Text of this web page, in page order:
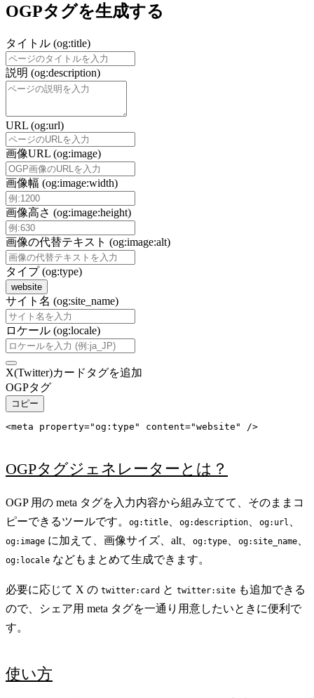
OGPタグを生成する
タイトル (og:title)
説明 (og:description)
URL (og:url)
画像URL (og:image)
画像幅 (og:image:width)
画像高さ (og:image:height)
画像の代替テキスト (og:image:alt)
タイプ (og:type)
website
サイト名 (og:site_name)
ロケール (og:locale)
X(Twitter)カードタグを追加
OGPタグ
コピー
<meta property="og:type" content="website" />
OGPタグジェネレーターとは？
OGP 用の meta タグを入力内容から組み立てて、そのままコ
ピーできるツールです。
og:title og:description og:url
og:image に加えて、画像サイズ、alt、 og:type og:site_name
og:locale などもまとめて生成できます。
必要に応じて X の twitter:card と twitter:site も追加できる
ので、シェア用 meta タグを一通り用意したいときに便利で
す。
使い方